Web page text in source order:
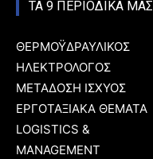
ΤΑ 9 ΠΕΡΙΟΔΙΚΑ ΜΑΣ
ΘΕΡΜΟΫΔΡΑΥΛΙΚΟΣ
ΗΛΕΚΤΡΟΛΟΓΟΣ
ΜΕΤΑΔΟΣΗ ΙΣΧΥΟΣ
ΕΡΓΟΤΑΞΙΑΚΑ ΘΕΜΑΤΑ
LOGISTICS &
MANAGEMENT